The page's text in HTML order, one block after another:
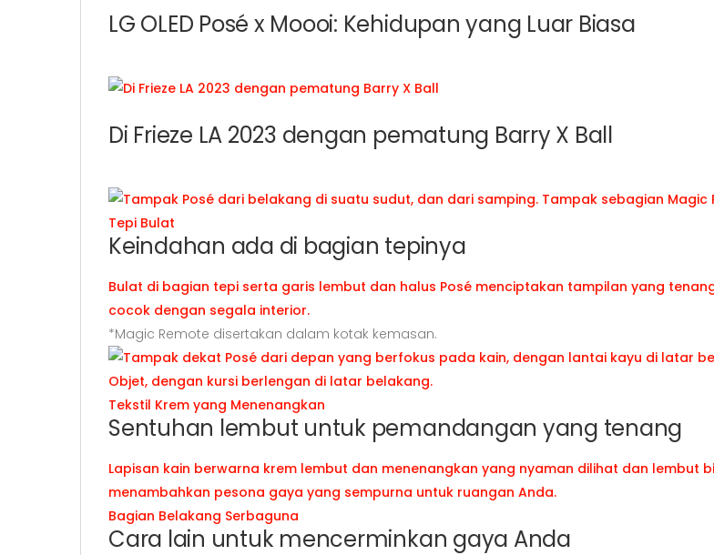
LG OLED Posé x Moooi: Kehidupan yang Luar Biasa
Di Frieze LA 2023 dengan pematung Barry X Ball
Tepi Bulat
Keindahan ada di bagian tepinya
Bulat di bagian tepi serta garis lembut dan halus Posé menciptakan tampilan yang
cocok dengan segala interior.
*Magic Remote disertakan dalam kotak kemasan.
Tekstil Krem yang Menenangkan
Sentuhan lembut untuk pemandangan yang tenang
Lapisan kain berwarna krem lembut dan menenangkan yang nyaman dilihat dan lembut
menambahkan pesona gaya yang sempurna untuk ruangan Anda.
Bagian Belakang Serbaguna
Cara lain untuk mencerminkan gaya Anda